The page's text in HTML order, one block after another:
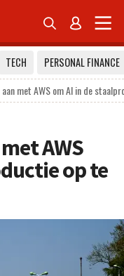
 
TECH
PERSONAL FINANCE
met AWS om AI in de
AWS
op te